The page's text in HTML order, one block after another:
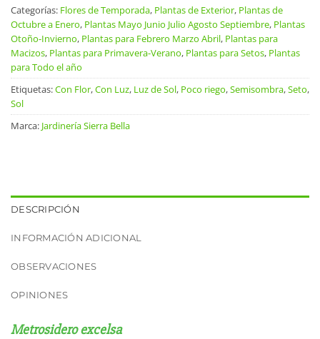
Categorías: Flores de Temporada, Plantas de Exterior, Plantas de
Octubre a Enero, Plantas Mayo Junio Julio Agosto Septiembre, Plantas
Otoño-Invierno, Plantas para Febrero Marzo Abril, Plantas para
Macizos, Plantas para Primavera-Verano, Plantas para Setos, Plantas
para Todo el año
Etiquetas:Con Flor,Con Luz, Luz de Sol, Poco riego,Semisombra,Seto,
Sol
Marca: Jardinería Sierra Bella
DESCRIPCIÓN
INFORMACIÓN ADICIONAL
OBSERVACIONES
OPINIONES
Metrosidero excelsa